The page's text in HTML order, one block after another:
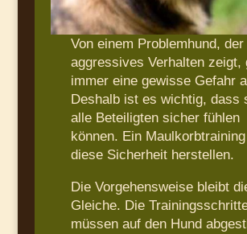
Von einem Problemhund, der
aggressives Verhalten zeigt,
immer eine gewisse Gefahr
Deshalb ist es wichtig, dass
alle Beteiligten sicher fühlen
können. Ein
diese Sicherheit herstellen.
Die Vorgehensweise bleibt
Gleiche. Die
müssen auf den Hund